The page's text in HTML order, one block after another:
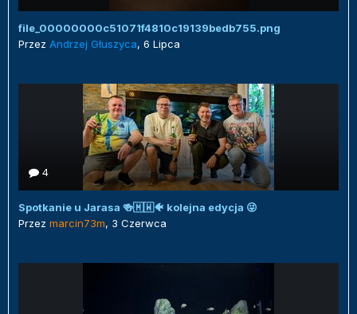
file_00000000c51071f4810c19139bedb755.png
Przez Andrzej Głuszyca, 6 Lipca
4
Spotkanie u Jarasa 🍻🇲🇼🐠 kolejna edycja 😜
Przez marcin73m, 3 Czerwca